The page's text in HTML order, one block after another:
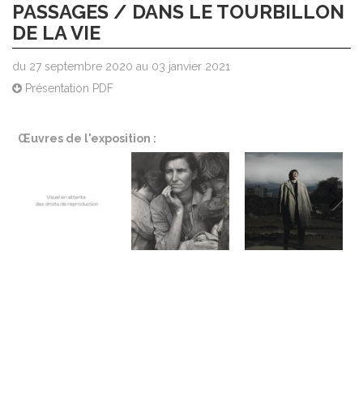
PASSAGES / DANS LE TOURBILLON
DE LA VIE
du 27 septembre 2020 au 03 janvier 2021
Présentation PDF
Œuvres de l'exposition :
Next